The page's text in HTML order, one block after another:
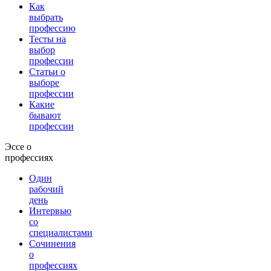
Как
выбрать
профессию
Тесты на
выбор
профессии
Статьи о
выборе
профессии
Какие
бывают
профессии
Эссе о
профессиях
Один
рабочий
день
Интервью
со
специалистами
Сочинения
о
профессиях